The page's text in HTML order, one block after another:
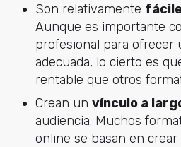
Son relativamente
Aunque es importante
profesional para ofrecer
adecuada, lo cierto es
rentable que otros
Crean un vínculo a
audiencia. Muchos
online se basan en